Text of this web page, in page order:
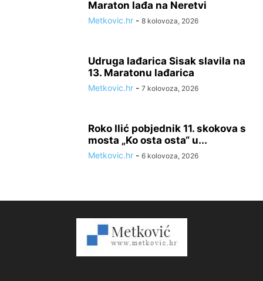
Maraton lađa na Neretvi
Metkovic.hr - 8 kolovoza, 2026
Udruga lađarica Sisak slavila na
13. Maratonu lađarica
Metkovic.hr - 7 kolovoza, 2026
Roko Ilić pobjednik 11. skokova s
mosta „Ko osta osta“ u...
Metkovic.hr - 6 kolovoza, 2026